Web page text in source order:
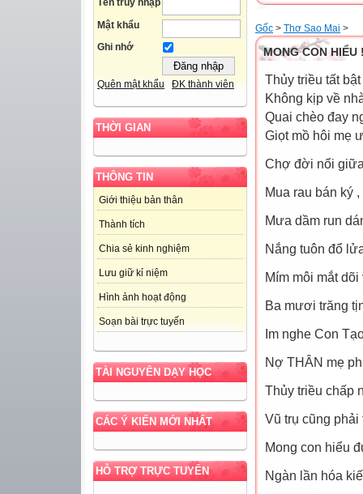
Tên truy nhập
Mật khẩu
Ghi nhớ
Quên mật khẩu ĐK thành viên
THỜI GIAN
THÔNG TIN
Giới thiệu bản thân
Thành tích
Chia sẻ kinh nghiệm
Lưu giữ kỉ niệm
Hình ảnh hoạt động
Soạn bài trực tuyến
TÀI NGUYÊN DẠY HỌC
CÁC Ý KIẾN MỚI NHẤT
HỖ TRỢ TRỰC TUYẾN
Gốc > Thơ Sao Mai >
MONG CON HIỂU
Thủy triều tất
Không kịp về
Quai chèo đay
Giọt mồ hôi mẹ
Chợ đời nổi
Mua rau bán ký
Mưa dầm run
Nắng tuôn đổ
Mím môi mắt dõi
Ba mươi trăng
Im nghe Con
Nợ THÂN mẹ
Thủy triều chấp
Vũ trụ cũng
Mong con hiểu
Ngàn lần hóa